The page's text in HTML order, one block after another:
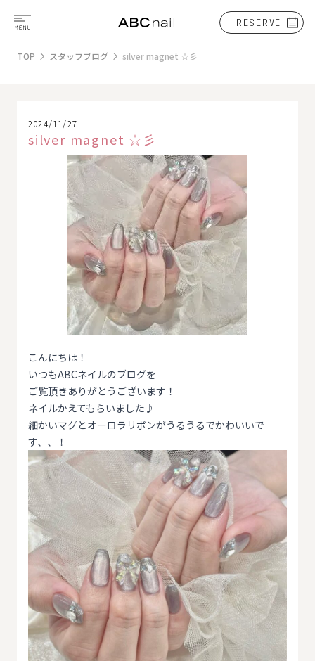
RESERVE
TOP スタッフブログ silver magnet ☆彡
2024/11/27
silver magnet ☆彡
こんにちは！
いつもABCネイルのブログを
ご覧頂きありがとうございます！
ネイルかえてもらいました♪
細かいマグとオーロラリボンがうるうるでかわいいで
す、、！